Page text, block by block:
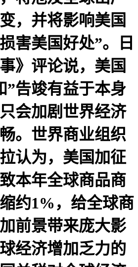
，并将影响美国
害美国好处”。日
》评论说，美国
”告竣有益于本身
会加剧世界经济
。世界商业组织
认为，美国加征
本年全球商品商
约1%，给全球商
前景带来庞大影
经济增加乏力的